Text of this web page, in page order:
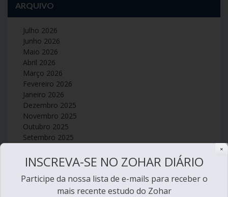
ARQUIVO
Julho 2026
Junho 2026
Maio 2026
Abril 2026
Março 2026
Fevereiro 2026
Janeiro 2026
Dezembro 2025
Novembro 2025
Outubro 2025
Setembro 2025
Julho 2025
Junho 2025
Maio 2025
✕
INSCREVA-SE NO ZOHAR DIÁRIO
Participe da nossa lista de e-mails para receber o
mais recente estudo do Zohar